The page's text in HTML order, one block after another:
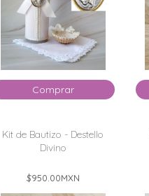
Comprar
Kit de Bautizo - Destello
Divino
$950.00MXN